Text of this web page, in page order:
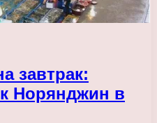
завтрак:
Норянджин в